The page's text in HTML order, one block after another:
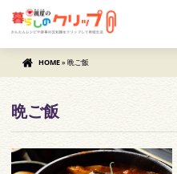
HOME» 晩ご飯
晩ご飯